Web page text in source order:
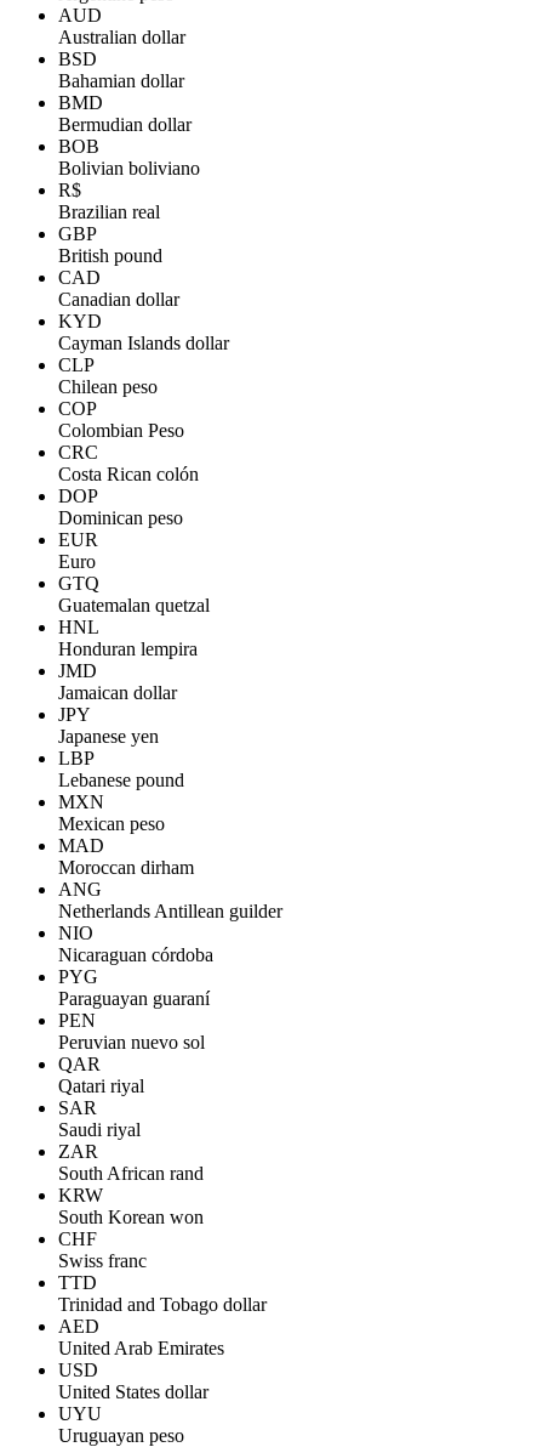
AUD
Australian dollar
BSD
Bahamian dollar
BMD
Bermudian dollar
BOB
Bolivian boliviano
R$
Brazilian real
GBP
British pound
CAD
Canadian dollar
KYD
Cayman Islands dollar
CLP
Chilean peso
COP
Colombian Peso
CRC
Costa Rican colón
DOP
Dominican peso
EUR
Euro
GTQ
Guatemalan quetzal
HNL
Honduran lempira
JMD
Jamaican dollar
JPY
Japanese yen
LBP
Lebanese pound
MXN
Mexican peso
MAD
Moroccan dirham
ANG
Netherlands Antillean guilder
NIO
Nicaraguan córdoba
PYG
Paraguayan guaraní
PEN
Peruvian nuevo sol
QAR
Qatari riyal
SAR
Saudi riyal
ZAR
South African rand
KRW
South Korean won
CHF
Swiss franc
TTD
Trinidad and Tobago dollar
AED
United Arab Emirates
USD
United States dollar
UYU
Uruguayan peso